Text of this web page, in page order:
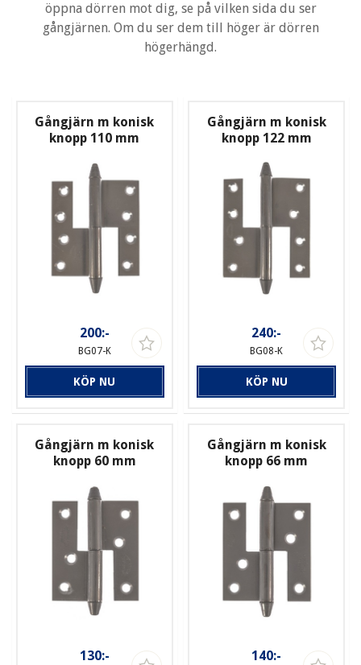
öppna dörren mot dig, se på vilken sida du ser
gångjärnen. Om du ser dem till höger är dörren
högerhängd.
Gångjärn m konisk
knopp 110 mm
200:-
BG07-K
KÖP NU
Gångjärn m konisk
knopp 122 mm
240:-
BG08-K
KÖP NU
Gångjärn m konisk
knopp 60 mm
130:-
Gångjärn m konisk
knopp 66 mm
140:-